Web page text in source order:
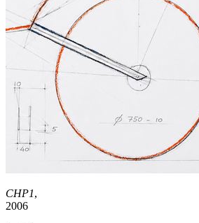
CHP1,
2006